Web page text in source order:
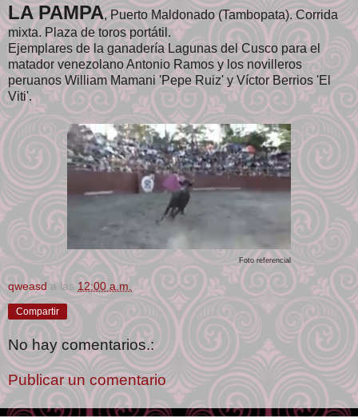
LA PAMPA, Puerto Maldonado (Tambopata). Corrida
mixta. Plaza de toros portátil.
Ejemplares de la ganadería Lagunas del Cusco para el
matador venezolano Antonio Ramos y los novilleros
peruanos William Mamani 'Pepe Ruiz' y Víctor Berrios 'El
Viti'.
Foto referencial
qweasd a las 12:00 a.m.
Compartir
No hay comentarios.:
Publicar un comentario